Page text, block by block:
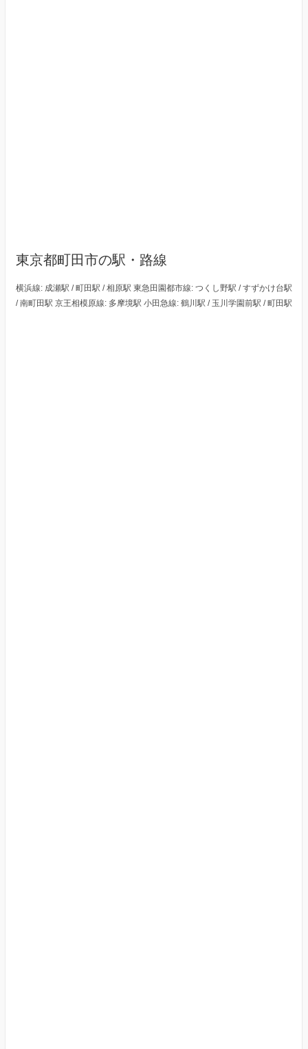
東京都町田市の駅・路線
横浜線: 成瀬駅 / 町田駅 / 相原駅 東急田園都市線: つくし野駅 / すずかけ台駅
/ 南町田駅 京王相模原線: 多摩境駅 小田急線: 鶴川駅 / 玉川学園前駅 / 町田駅